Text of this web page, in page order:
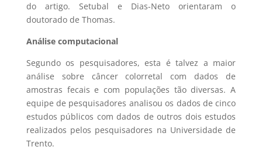
do artigo. Setubal e Dias-Neto orientaram o
doutorado de Thomas.
Análise computacional
Segundo os pesquisadores, esta é talvez a maior
análise sobre câncer colorretal com dados de
amostras fecais e com populações tão diversas. A
equipe de pesquisadores analisou os dados de cinco
estudos públicos com dados de outros dois estudos
realizados pelos pesquisadores na Universidade de
Trento.